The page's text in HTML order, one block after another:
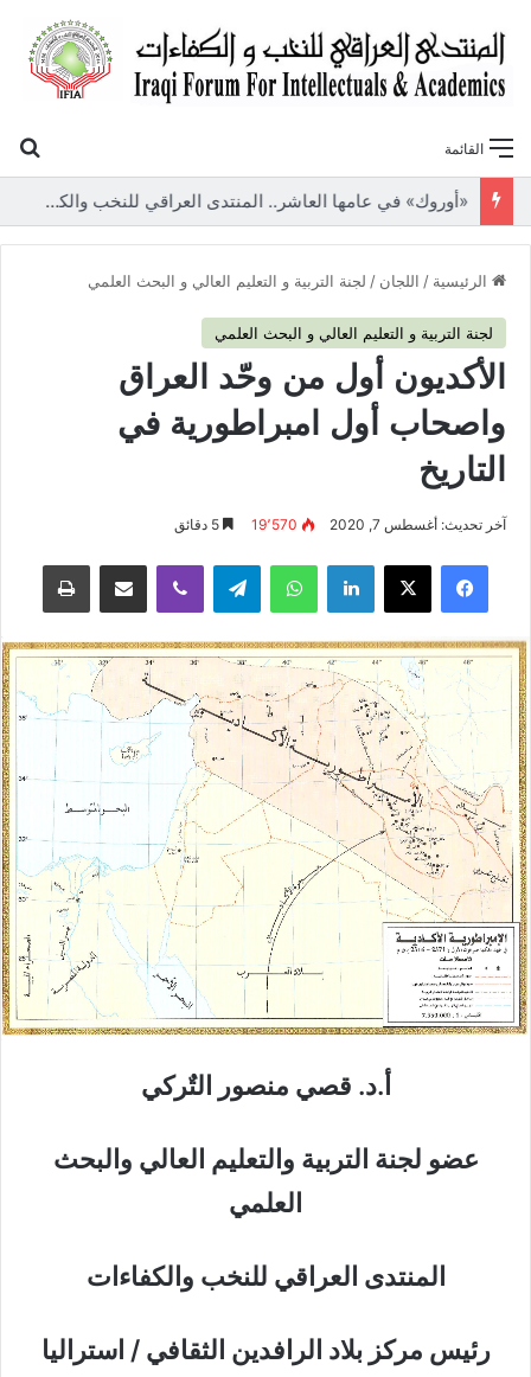
القائمة
«أوروك» في عامها العاشر.. المنتدى العراقي للنخب والكفاءات يصدر عددًا جديدًا ببحوث علمية تعالج قضايا الاقتصاد والطاقة
الرئيسية / اللجان / لجنة التربية و التعليم العالي و البحث العلمي
لجنة التربية و التعليم العالي و البحث العلمي
الأكديون أول من وحّد العراق
واصحاب أول امبراطورية في
التاريخ
آخر تحديث: أغسطس 7, 2020 19٬570
فيسبوك لينكدإن واتساب
أ.د. قصي منصور التٌركي
عضو لجنة التربية والتعليم العالي والبحث
العلمي
المنتدى العراقي للنخب والكفاءات
رئيس مركز بلاد الرافدين الثقافي / استراليا